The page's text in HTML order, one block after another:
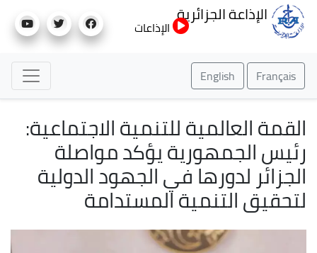
إلى
الإذاعة الجزائرية
الإذاعات
Français
English
القمة العالمية للتنمية الاجتماعية:
رئيس الجمهورية يؤكد مواصلة
الجزائر لدورها في الجهود الدولية
لتحقيق التنمية المستدامة